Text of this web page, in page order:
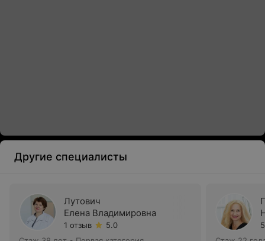
Другие специалисты
Лутович
Елена Владимировна
1 отзыв
5.0